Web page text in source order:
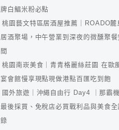
牌白鯧米粉必點
桃園藝文特區居酒屋推薦｜ROADO麓
居酒聚場，中午營業到深夜的微醺聚餐
間
桃園南崁美食｜青青格麗絲莊園 在歐
宴會館慢享現點現做港點百匯吃到飽
國外旅遊｜沖繩自由行 Day4 ｜那霸
最後採買、免稅店必買戰利品與美食全
錄